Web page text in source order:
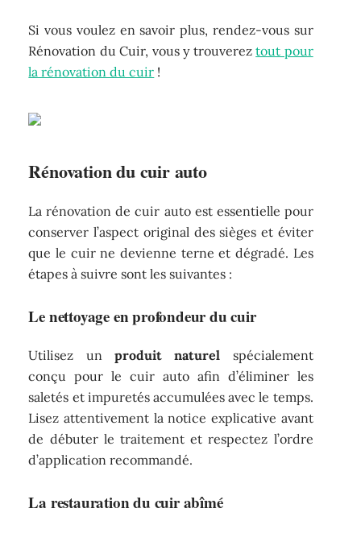
Si vous voulez en savoir plus, rendez-vous sur
Rénovation du Cuir, vous y trouvereztout pour
la rénovation du cuir !
Rénovation du cuir auto
La rénovation de cuir auto est essentielle pour
conserver l’aspect original des sièges et éviter
que le cuir ne devienne terne et dégradé. Les
étapes à suivre sont les suivantes :
Le nettoyage en profondeur du cuir
Utilisez un produit naturel spécialement
conçu pour le cuir auto afin d’éliminer les
saletés et impuretés accumulées avec le temps.
Lisez attentivement la notice explicative avant
de débuter le traitement et respectez l’ordre
d’application recommandé.
La restauration du cuir abîmé